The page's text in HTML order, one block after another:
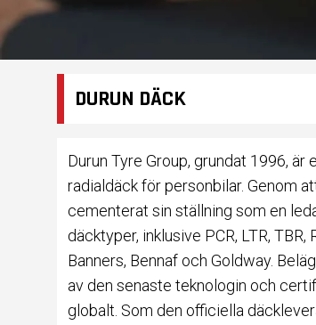
DURUN DÄCK
Durun Tyre Group, grundat 1996,
radialdäck för personbilar. Genom
cementerat sin ställning som en
däcktyper, inklusive PCR, LTR,
Banners, Bennaf och Goldway.
av den senaste teknologin och
globalt. Som den officiella